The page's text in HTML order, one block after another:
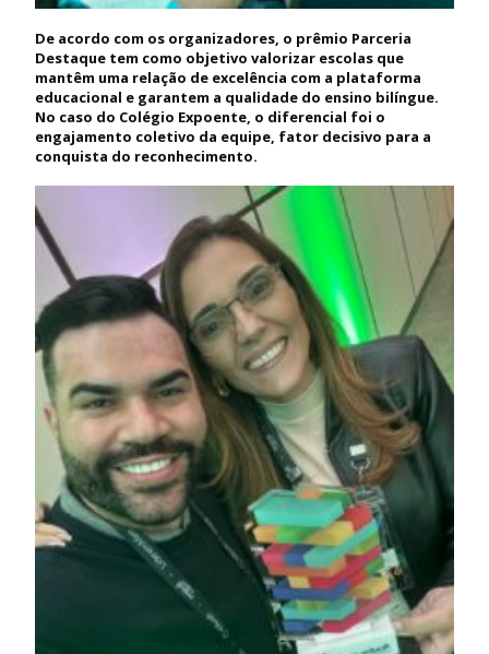
De acordo com os organizadores, o prêmio Parceria
Destaque tem como objetivo valorizar escolas que
mantêm uma relação de excelência com a plataforma
educacional e garantem a qualidade do ensino bilíngue.
No caso do Colégio Expoente, o diferencial foi o
engajamento coletivo da equipe, fator decisivo para a
conquista do reconhecimento.